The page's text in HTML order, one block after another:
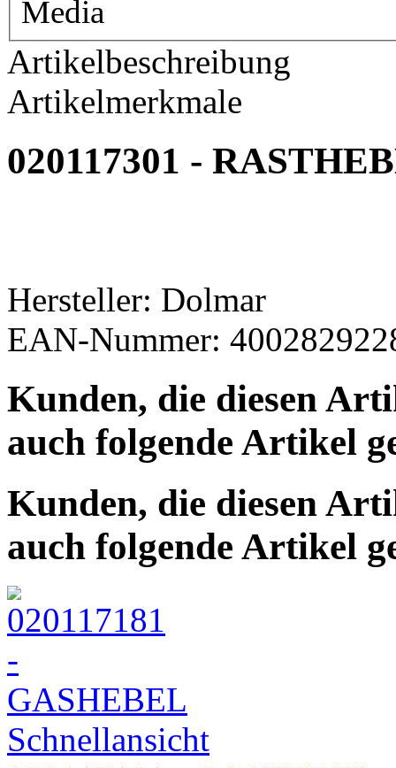
Artikelbeschreibung
Artikelmerkmale
020117301 -
Hersteller: Dolmar
EAN-Nummer:
Kunden, die diesen
auch folgende Artikel
Kunden, die diesen
auch folgende Artikel
Schnellansicht